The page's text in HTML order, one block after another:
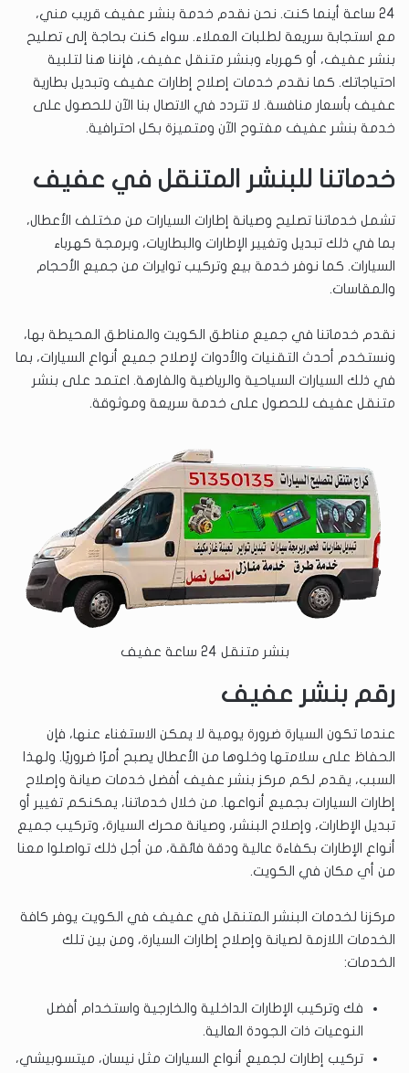
24 ساعة أينما كنت. نحن نقدم خدمة بنشر عفيف قريب مني،
مع استجابة سريعة لطلبات العملاء. سواء كنت بحاجة إلى تصليح
بنشر عفيف، أو كهرباء وبنشر متنقل عفيف، فإننا هنا لتلبية
احتياجاتك. كما نقدم خدمات إصلاح إطارات عفيف وتبديل بطارية
عفيف بأسعار منافسة. لا تتردد في الاتصال بنا الآن للحصول على
خدمة بنشر عفيف مفتوح الآن ومتميزة بكل احترافية.
خدماتنا للبنشر المتنقل في عفيف
تشمل خدماتنا تصليح وصيانة إطارات السيارات من مختلف الأعطال،
بما في ذلك تبديل وتغيير الإطارات والبطاريات، وبرمجة كهرباء
السيارات. كما نوفر خدمة بيع وتركيب توايرات من جميع الأحجام
والمقاسات.
نقدم خدماتنا في جميع مناطق الكويت والمناطق المحيطة بها،
ونستخدم أحدث التقنيات والأدوات لإصلاح جميع أنواع السيارات، بما
في ذلك السيارات السياحية والرياضية والفارهة. اعتمد على بنشر
متنقل عفيف للحصول على خدمة سريعة وموثوقة.
بنشر متنقل 24 ساعة عفيف
رقم بنشر عفيف
عندما تكون السيارة ضرورة يومية لا يمكن الاستغناء عنها، فإن
الحفاظ على سلامتها وخلوها من الأعطال يصبح أمرًا ضروريًا. ولهذا
السبب، يقدم لكم مركز بنشر عفيف أفضل خدمات صيانة وإصلاح
إطارات السيارات بجميع أنواعها. من خلال خدماتنا، يمكنكم تغيير أو
تبديل الإطارات، وإصلاح البنشر، وصيانة محرك السيارة، وتركيب جميع
أنواع الإطارات بكفاءة عالية ودقة فائقة، من أجل ذلك تواصلوا معنا
من أي مكان في الكويت.
مركزنا لخدمات البنشر المتنقل في عفيف في الكويت يوفر كافة
الخدمات اللازمة لصيانة وإصلاح إطارات السيارة، ومن بين تلك
الخدمات:
فك وتركيب الإطارات الداخلية والخارجية واستخدام أفضل
النوعيات ذات الجودة العالية.
تركيب إطارات لجميع أنواع السيارات مثل نيسان، ميتسوبيشي،